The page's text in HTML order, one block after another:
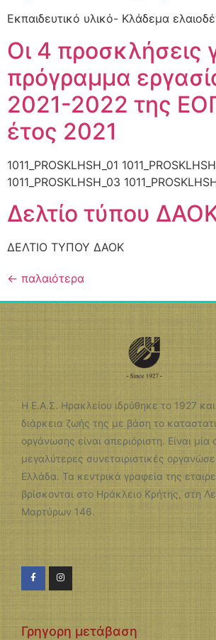
Εκπαιδευτικό υλικό- Κλάδεμα
Οι 4 προσκλήσεις
πρόγραμμα
2021-2022 της
έτος 2021
1011_PROSKLHSH_01
1011_PROSKLHSH_03
Δελτίο τύπου
ΔΕΛΤΙΟ ΤΥΠΟΥ ΔΑΟΚ
← παλαιότερα
Η Ε.Α.Σ. Ηρακλείου ιδρύθηκε το 1927
διάρκεια ζωής της με βάση το
οργάνωσης είναι απεριόριστη. Είναι μία
μεγαλύτερες συνεταιριστικές
Ελλάδα. Τα κεντρικά γραφεία της
βρίσκονται στο Ηράκλειο Κρήτης, στη
Μαρτύρων 146.
Γρηγορη μετάβαση